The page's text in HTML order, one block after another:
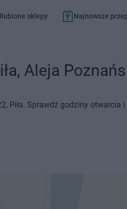
sklepy Najnowsze
Aleja
Piła. Sprawdź godziny